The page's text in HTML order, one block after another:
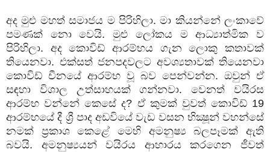
අද මුළු මහත් සමාජය ම පිරිහිලා. මා කියන්නේ ලංකාවේ
පමණක් නො වෙයි. මුළු ලෝකය ම ආධ්‍යාත්මික ව
පිරිහිලා. අද කොවිඩ් ආරම්භය ගැන ලොකු කතාවක්
තියෙනවා. එක්සත් ජනපදවලට අවශ්‍යතාවක් තියෙනවා
කොවිඩ් චීනයේ ආරම්භ වූ බව පෙන්වන්න. ඔවුන් ඒ
සඳහා විශාල උත්සාහයක් ගන්නවා. වෙනත් වයිරස
ආරම්භ වන්නේ කෙසේ ද? ඒ කුමක් වුවත් කොවිඩ් 19
ආරම්භයේ දී ශ්‍රී පාද අඩවියේ වැඩ වසන භික්‍ෂූන් වහන්සේ
නමක් ප්‍රකාශ කෙළේ මෙහි අමනුෂ්‍ය බලපෑමක් ඇති
බවයි. අමනුෂ්‍යයන් වයිරය ආහාරය කරගෙන ජීවත්